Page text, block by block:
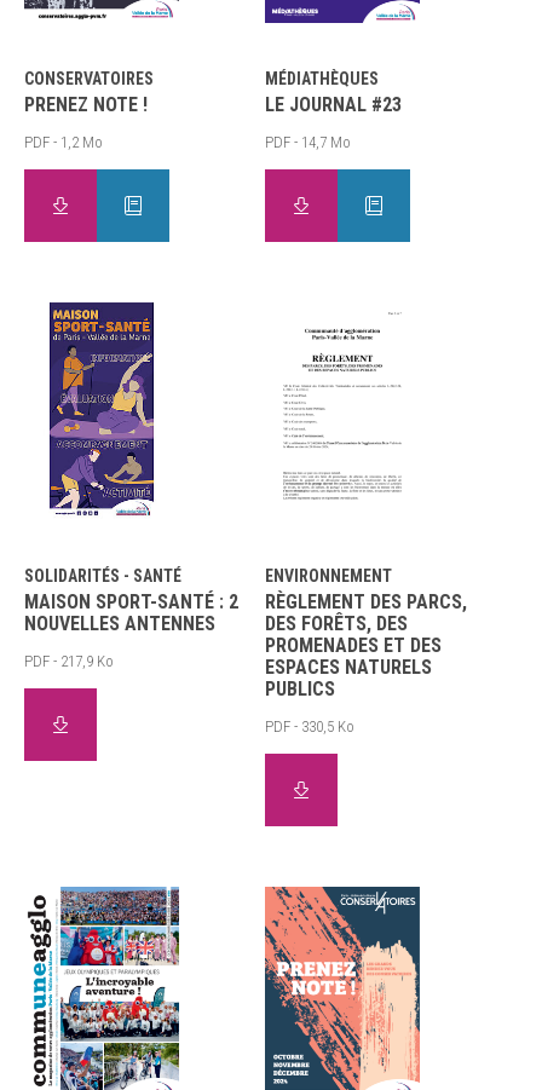
CONSERVATOIRES
PRENEZ NOTE !
PDF - 1,2 Mo
MÉDIATHÈQUES
LE JOURNAL #23
PDF - 14,7 Mo
SOLIDARITÉS - SANTÉ
MAISON SPORT-SANTÉ : 2
NOUVELLES ANTENNES
PDF - 217,9 Ko
ENVIRONNEMENT
RÈGLEMENT DES PARCS,
DES FORÊTS, DES
PROMENADES ET DES
ESPACES NATURELS
PUBLICS
PDF - 330,5 Ko